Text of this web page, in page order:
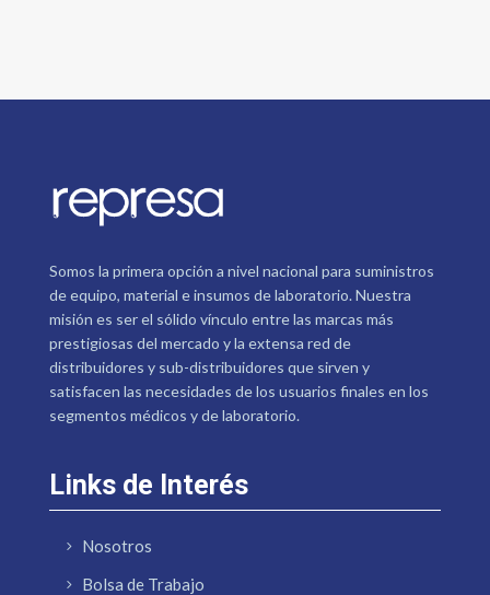
Somos la primera opción a nivel nacional para suministros
de equipo, material e insumos de laboratorio. Nuestra
misión es ser el sólido vínculo entre las marcas más
prestigiosas del mercado y la extensa red de
distribuidores y sub-distribuidores que sirven y
satisfacen las necesidades de los usuarios finales en los
segmentos médicos y de laboratorio.
Links de Interés
Nosotros
Bolsa de Trabajo